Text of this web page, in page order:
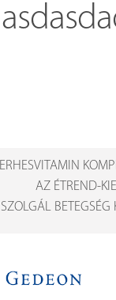
AZ ÉTREND-